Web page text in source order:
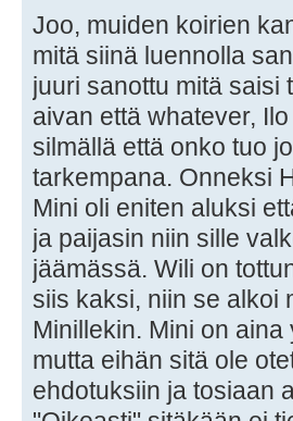
Joo, muiden koirien
mitä siinä luennolla
juuri sanottu mitä saisi
aivan että whatever,
silmällä että onko tuo
tarkempana. Onneksi
Mini oli eniten aluksi
ja paijasin niin sille
jäämässä. Wili on
siis kaksi, niin se alkoi
Minillekin. Mini on
mutta eihän sitä ole
ehdotuksiin ja tosiaan